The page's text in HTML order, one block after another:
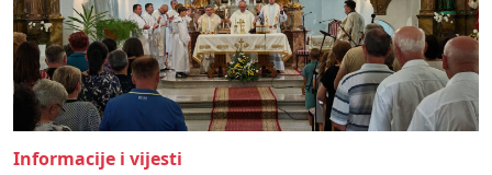
Informacije i vijesti